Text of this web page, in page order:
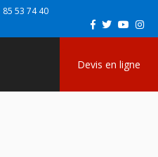
85 53 74 40
Devis en ligne